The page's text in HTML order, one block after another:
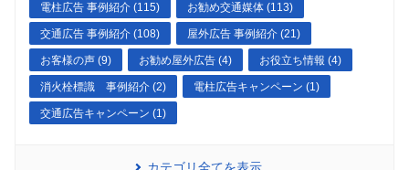
電柱広告 事例紹介 (115) お勧め交通媒体 (113)
交通広告 事例紹介 (108) 屋外広告 事例紹介 (21)
お客様の声 (9) お勧め屋外広告 (4) お役立ち情報 (4)
消火栓標識 事例紹介 (2) 電柱広告キャンペーン (1)
交通広告キャンペーン (1)